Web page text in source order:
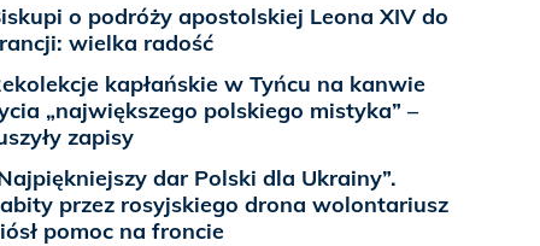
o podróży apostolskiej Leona XIV do
wielka radość
kapłańskie w Tyńcu na kanwie
„największego polskiego mistyka” –
zapisy
dar Polski dla Ukrainy”.
przez rosyjskiego drona wolontariusz
pomoc na froncie